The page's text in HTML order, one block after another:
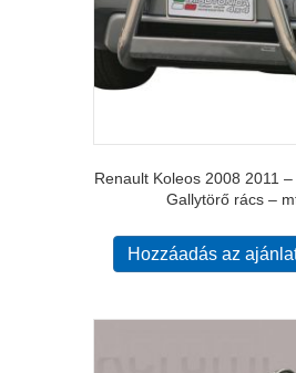
Renault Koleos 2008 2011
Gallytörő rács –
Hozzáadás az